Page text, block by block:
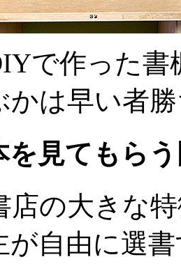
で作った書
かは早い者
を見てもら
店の大きな
が自由に選